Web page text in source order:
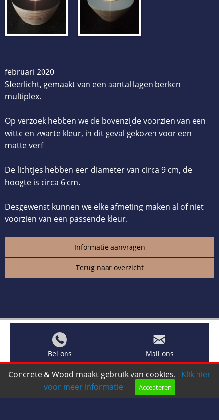
februari 2020
Sfeerlicht, gemaakt van een aantal lagen berken
multiplex.
Op verzoek hebben we de bovenzijde voorzien van een
witte en zwarte kleur, in dit geval gekozen voor een
matte verf.
De lichtjes hebben een diameter van circa 9 cm, de
hoogte is circa 6 cm.
Desgewenst kunnen we elke afmeting maken al of niet
voorzien van een passende kleur.
Informatie aanvragen
Terug naar overzicht
Bel ons Mail ons
Concrete & Wood maakt gebruik van cookies.
Klik hier
voor meer informatie
Accepteren